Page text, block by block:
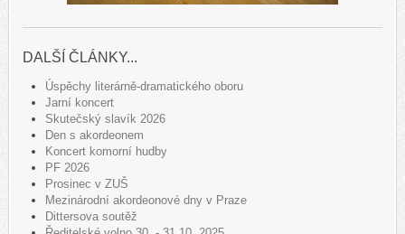
DALŠÍ ČLÁNKY...
Úspěchy literárně-dramatického oboru
Jarní koncert
Skutečský slavík 2026
Den s akordeonem
Koncert komorní hudby
PF 2026
Prosinec v ZUŠ
Mezinárodní akordeonové dny v Praze
Dittersova soutěž